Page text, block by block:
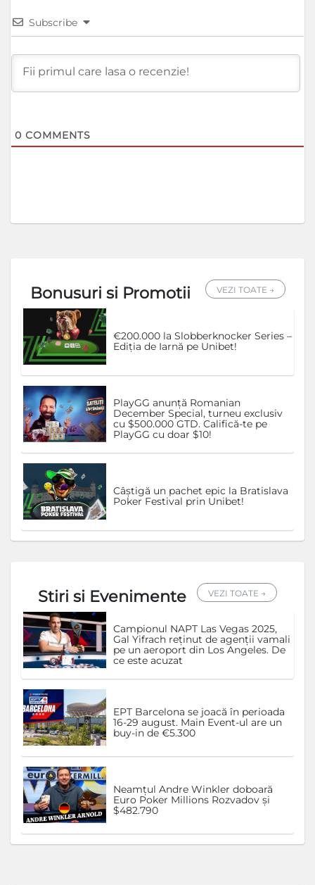
Subscribe
0 COMMENTS
Bonusuri si Promotii VEZI TOATE →
€200.000 la Slobberknocker Series –
Ediția de Iarnă pe Unibet!
PlayGG anunță Romanian
December Special, turneu exclusiv
cu $500.000 GTD. Califică-te pe
PlayGG cu doar $10!
Câștigă un pachet epic la Bratislava
Poker Festival prin Unibet!
Stiri si Evenimente VEZI TOATE →
Campionul NAPT Las Vegas 2025,
Gal Yifrach reținut de agenții vamali
pe un aeroport din Los Angeles. De
ce este acuzat
EPT Barcelona se joacă în perioada
16-29 august. Main Event-ul are un
buy-in de €5.300
Neamțul Andre Winkler doboară
Euro Poker Millions Rozvadov și
$482.790